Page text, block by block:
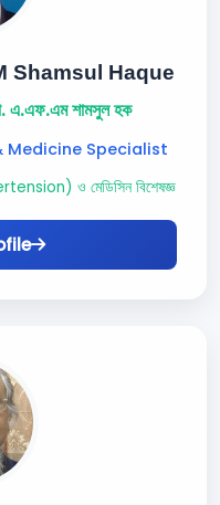
Shamsul Haque
এ.এফ.এম শামসুল হক
Medicine Specialist
ও মেডিসিন বিশেষজ্ঞ